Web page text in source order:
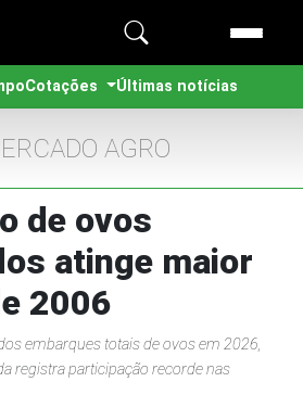
Cotações Últimas notícias
AGRO
de ovos
atinge maior
2006
embarques totais de ovos em 2026,
registra participação recorde nas